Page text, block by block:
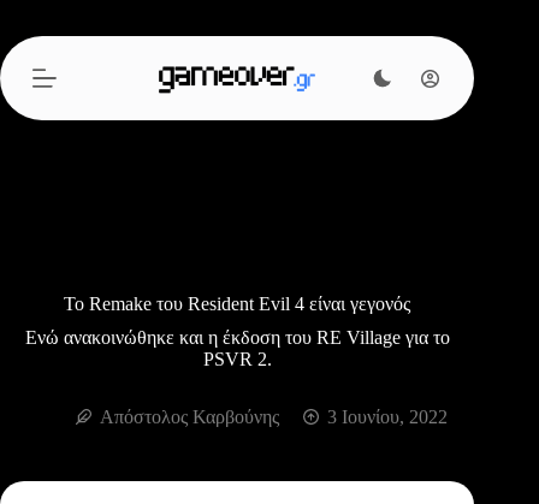
περιεχόμενο
Το Remake του Resident Evil 4 είναι γεγονός
Ενώ ανακοινώθηκε και η έκδοση του RE Village για το
PSVR 2.
Απόστολος Καρβούνης 3 Ιουνίου, 2022